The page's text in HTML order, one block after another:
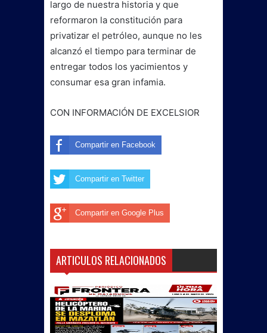
largo de nuestra historia y que
reformaron la constitución para
privatizar el petróleo, aunque no les
alcanzó el tiempo para terminar de
entregar todos los yacimientos y
consumar esa gran infamia.
CON INFORMACIÓN DE EXCELSIOR
Compartir en Facebook
Compartir en Twitter
Compartir en Google Plus
ARTICULOS RELACIONADOS